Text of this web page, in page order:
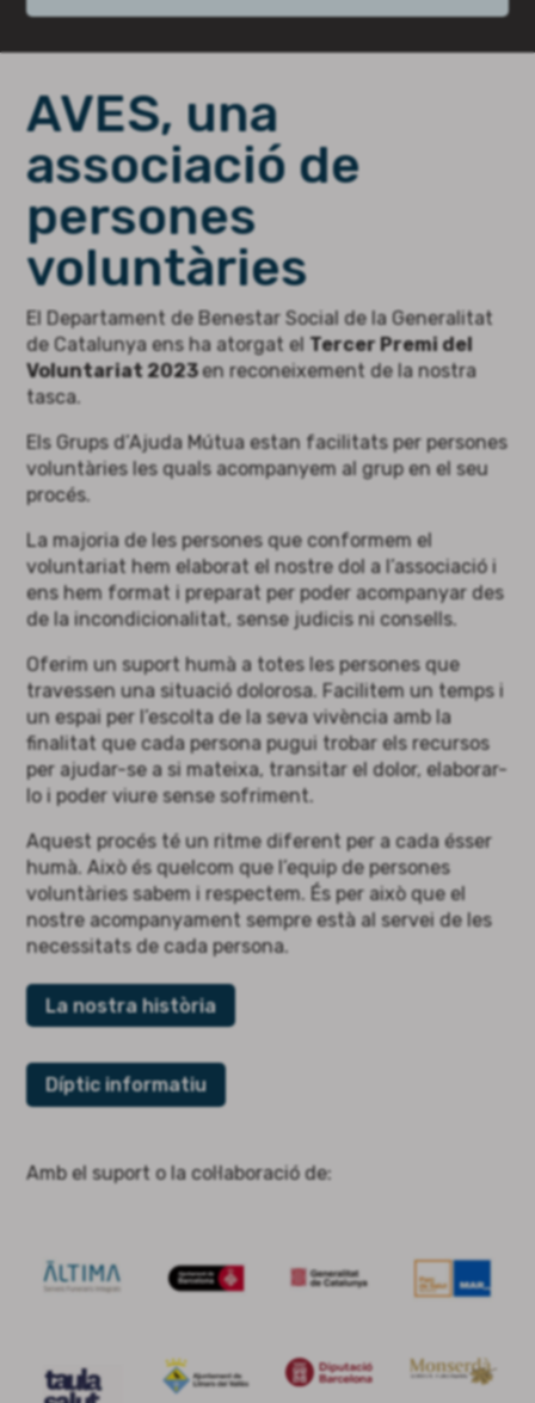
AVES, una
associació de
persones
voluntàries
El Departament de Benestar Social de la Generalitat
de Catalunya ens ha atorgat elTercer Premi del
Voluntariat 2023en reconeixement de la nostra
tasca.
Els Grups d’Ajuda Mútua estan facilitats per persones
voluntàries les quals acompanyem al grup en el seu
procés.
La majoria de les persones que conformem el
voluntariat hem elaborat el nostre dol a l’associació i
ens hem format i preparat per poder acompanyar des
de la incondicionalitat, sense judicis ni consells.
Oferim un suport humà a totes les persones que
travessen una situació dolorosa. Facilitem un temps i
un espai per l’escolta de la seva vivència amb la
finalitat que cada persona pugui trobar els recursos
per ajudar-se a si mateixa, transitar el dolor, elaborar-
lo i poder viure sense sofriment.
Aquest procés té un ritme diferent per a cada ésser
humà. Això és quelcom que l’equip de persones
voluntàries sabem i respectem. És per això que el
nostre acompanyament sempre està al servei de les
necessitats de cada persona.
La nostra història
Díptic informatiu
Amb el suport o la col·laboració de: